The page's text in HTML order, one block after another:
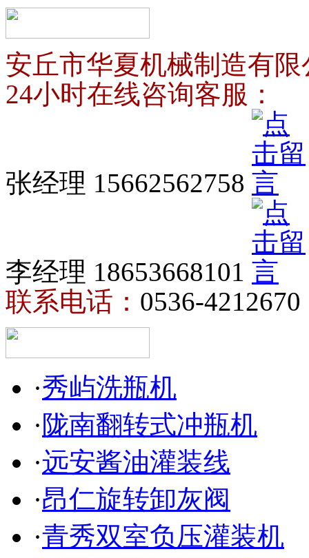
安丘市华夏机械制造有限
24小时在线咨询客服：
张经理 15662562758
李经理 18653668101
联系电话： 0536-4212670
·秀屿洗瓶机
· 陇南翻转式冲瓶机
·远安酱油灌装线
·昂仁旋转卸灰阀
·青秀双室负压灌装机